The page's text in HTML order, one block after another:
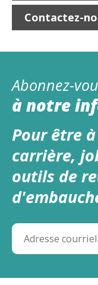
Contactez-
Abonnez-
à notre
Pour être
carrière,
outils de